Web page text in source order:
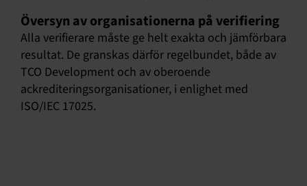
Översyn av organisationerna på verifiering
Alla verifierare måste ge helt exakta och jämförbara
resultat. De granskas därför regelbundet, både av
TCO Development och av oberoende
ackrediteringsorganisationer, i enlighet med
ISO/IEC 17025.